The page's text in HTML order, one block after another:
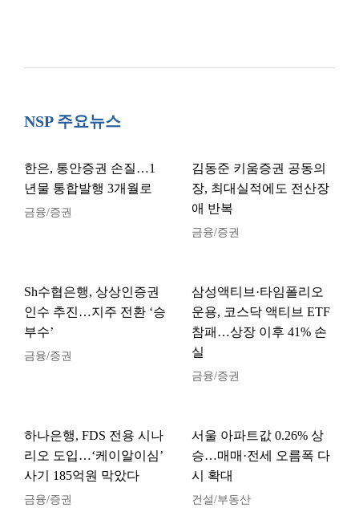
NSP 주요뉴스
한은, 통안증권 손질…1
년물 통합발행 3개월로
금융/증권
김동준 키움증권 공동의
장, 최대실적에도 전산장
애 반복
금융/증권
Sh수협은행, 상상인증권
인수 추진…지주 전환 ‘승
부수’
금융/증권
삼성액티브·타임폴리오
운용, 코스닥 액티브 ETF
참패…상장 이후 41% 손
실
금융/증권
하나은행, FDS 전용 시나
리오 도입…‘케이알이심’
사기 185억원 막았다
금융/증권
서울 아파트값 0.26% 상
승…매매·전세 오름폭 다
시 확대
건설/부동산